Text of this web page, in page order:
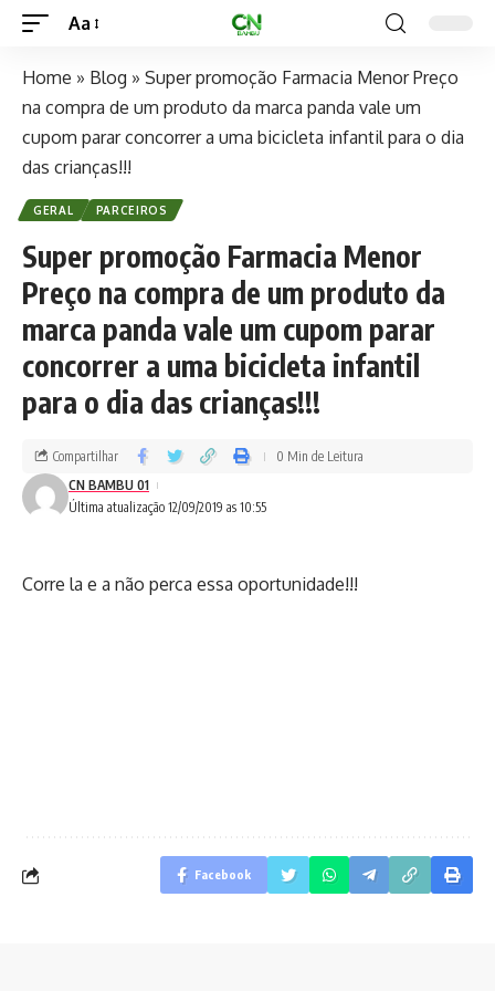
Aa
Home » Blog » Super promoção Farmacia Menor Preço
na compra de um produto da marca panda vale um
cupom parar concorrer a uma bicicleta infantil para o dia
das crianças!!!
GERAL PARCEIROS
Super promoção Farmacia Menor
Preço na compra de um produto da
marca panda vale um cupom parar
concorrer a uma bicicleta infantil
para o dia das crianças!!!
Última atualização 12/09/2019 as 10:55
CN BAMBU 01
Compartilhar 0 Min de Leitura
Corre la e a não perca essa oportunidade!!!
Facebook